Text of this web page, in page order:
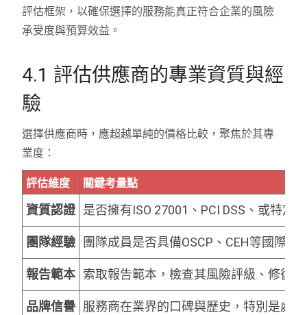
評估框架，以確保選擇的服務能真正符合企業的風險
承受度與預算效益。
4.1 評估供應商的專業資質與經
驗
選擇供應商時，應超越單純的價格比較，聚焦於其專
業度：
評估維度 關鍵考量點
資質認證 是否擁有ISO 27001、PCI DSS、或特定
團隊經驗 團隊成員是否具備OSCP、CEH等國際認
報告範本 索取報告範本，檢查其風險評級、修復
品牌信譽 服務商在業界的口碑與歷史，特別是處